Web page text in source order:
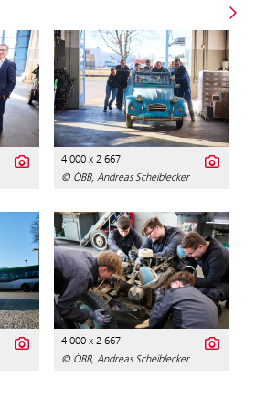
4 000 x 2 667
© ÖBB, Andreas Scheiblecker
4 000 x 2 667
© ÖBB, Andreas Scheiblecker